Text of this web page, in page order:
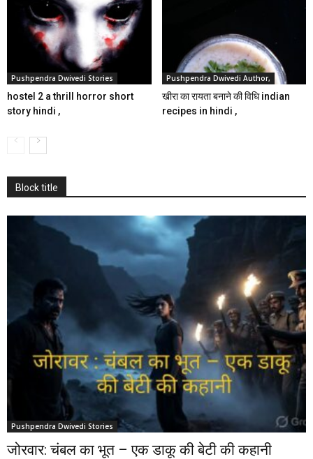
Pushpendra Dwivedi Stories
hostel 2 a thrill horror short
story hindi ,
Pushpendra Dwivedi Author,
खीरा का रायता बनाने की विधि indian
recipes in hindi ,
Block title
Pushpendra Dwivedi Stories
जोरवार: चंबल का भूत – एक डाकू की बेटी की कहानी